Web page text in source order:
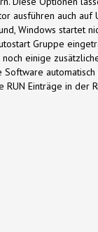
ausführen auch auf
Windows startet
Gruppe
noch einige
automatisch
RUN Einträge in der